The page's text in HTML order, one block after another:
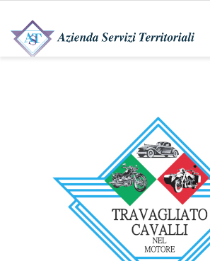
PROGETTO CONTATORI
CLIENTI FINALI
SOCIETÀ DI VENDITA
INTERVENTI SU RETE